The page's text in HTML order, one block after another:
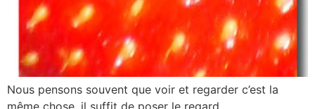
Nous pensons souvent que voir et regarder c’est la